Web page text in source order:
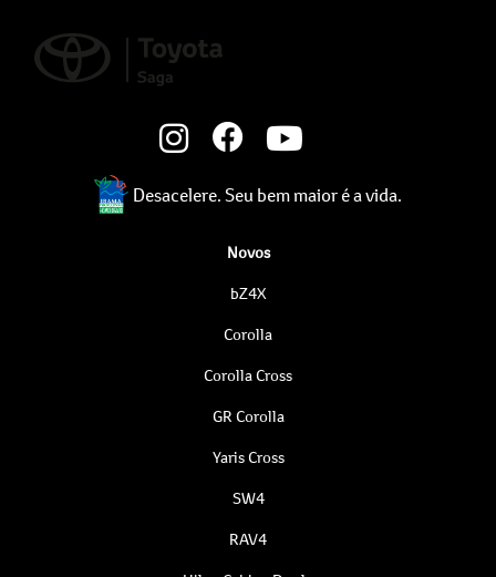
Desacelere. Seu bem maior é a vida.
Novos
bZ4X
Corolla
Corolla Cross
GR Corolla
Yaris Cross
SW4
RAV4